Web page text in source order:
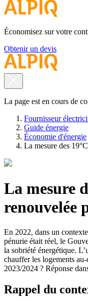
Économisez sur votre
Obtenir un devis
La page est en cours de
Fournisseur
Guide énergie
Économie d'énergie
La mesure des
La mesure
renouvelée
En 2022, dans un
pénurie était réel, le
la sobriété énergétique.
chauffer les logements
2023/2024 ? Réponse
Rappel du